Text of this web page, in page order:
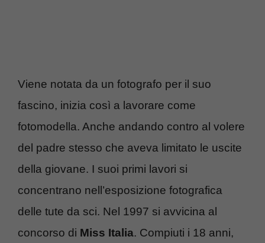
Viene notata da un fotografo per il suo
fascino, inizia così a lavorare come
fotomodella. Anche andando contro al volere
del padre stesso che aveva limitato le uscite
della giovane. I suoi primi lavori si
concentrano nell’esposizione fotografica
delle tute da sci. Nel 1997 si avvicina al
concorso di Miss Italia. Compiuti i 18 anni,